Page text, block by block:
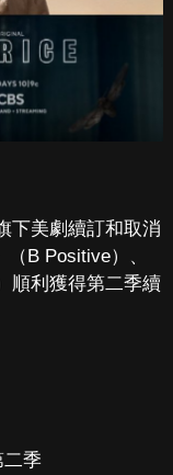
下美劇續訂和取消
B Positive）、
順利獲得第二季續
二季